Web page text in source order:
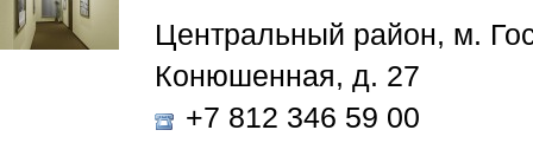
Центральный район, м.
Конюшенная, д. 27
+7 812 346 59 00